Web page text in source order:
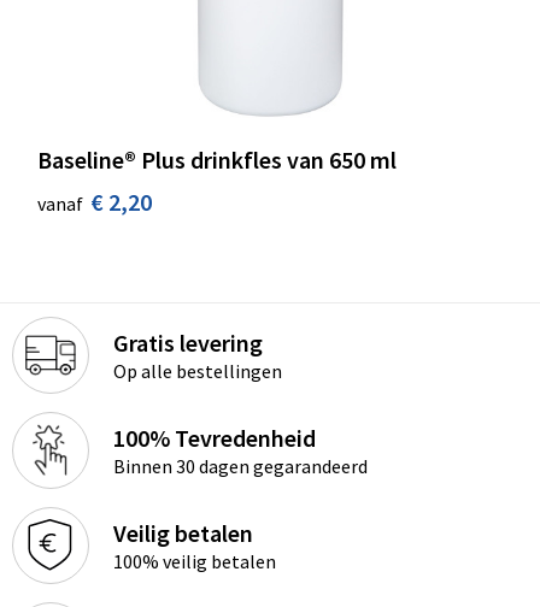
Baseline® Plus drinkfles van 650 ml
vanaf € 2,20
Gratis levering
Op alle bestellingen
100% Tevredenheid
Binnen 30 dagen gegarandeerd
Veilig betalen
100% veilig betalen